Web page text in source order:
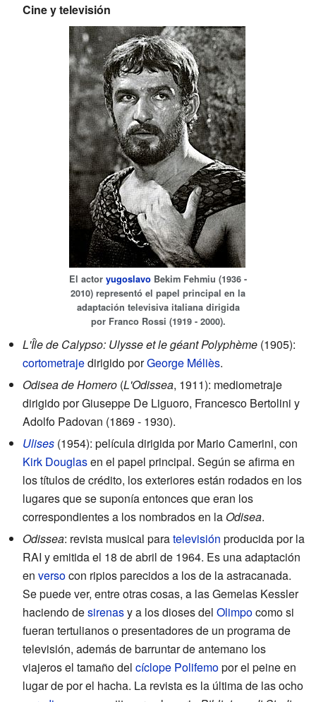
Cine y televisión
El actor yugoslavo Bekim Fehmiu (1936 -
2010) representó el papel principal en la
adaptación televisiva italiana dirigida
por Franco Rossi (1919 - 2000).
L'Île de Calypso: Ulysse et le géant Polyphème (1905):
cortometrajedirigido porGeorge Méliès.
Odisea de Homero (L'Odissea, 1911): mediometraje
dirigido por Giuseppe De Liguoro, Francesco Bertolini y
Adolfo Padovan (1869 - 1930).
Ulises (1954): película dirigida por Mario Camerini, con
Kirk Douglasen el papel principal. Según se afirma en
los títulos de crédito, los exteriores están rodados en los
lugares que se suponía entonces que eran los
correspondientes a los nombrados en la Odisea.
Odissea: revista musical paratelevisión producida por la
RAI y emitida el 18 de abril de 1964. Es una adaptación
en versocon ripios parecidos a los de la astracanada.
Se puede ver, entre otras cosas, a las Gemelas Kessler
haciendo desirenasy a los dioses del Olimpocomo si
fueran tertulianos o presentadores de un programa de
televisión, además de barruntar de antemano los
viajeros el tamaño del cíclope Polifemopor el peine en
lugar de por el hacha. La revista es la última de las ocho